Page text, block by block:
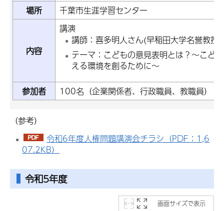
場所
千葉市生涯学習センター
内容
講演
講師：喜多明人さん(早稲田大学名誉教授
テーマ：こどもの意見表明とは？～こど
える環境を創るために～
参加者 100名（企業関係者、行政職員、教職員）
（参考）
令和6年度人権問題講演会チラシ（PDF：1,6
07.2KB）
令和5年度
画面サイズで表示